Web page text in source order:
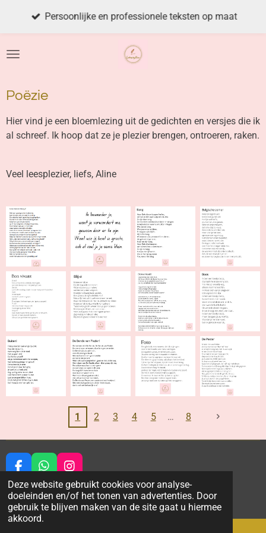
Deze website gebruikt cookies voor analyse-
doeleinden en/of het tonen van advertenties. Door
gebruik te blijven maken van de site gaat u hiermee
akkoord.
de
Persoonlijke en professionele teksten op maat
Poëzie
Hier vind je een bloemlezing uit de gedichten en versjes die ik
al schreef. Ik hoop dat ze je plezier brengen, ontroeren, raken.
Veel leesplezier, liefs, Aline
1 2 3 4 5 8
F
a
c
e
b
W
h
a
t
I
n
s
t
© 2021 - 2026 LettersbyAline
Powered byJouwWeb